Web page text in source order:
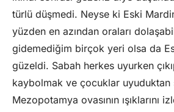
türlü düşmedi. Neyse ki Eski
yüzden en azından oraları
gidemediğim birçok yeri olsa da
güzeldi. Sabah herkes uyurken
kaybolmak ve çocuklar uyuduktan
Mezopotamya ovasının ışıklarını